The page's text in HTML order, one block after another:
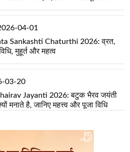
04-01
Sankashti Chaturthi 2026: व्रत,
मुहूर्त और महत्व
03-20
Jayanti 2026: बटुक भैरव जयंती
मनाते है, जानिए महत्त्व और पूजा विधि